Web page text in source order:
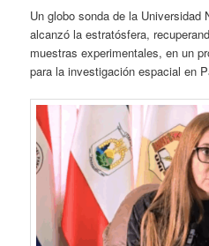
Un globo sonda de la Universidad
alcanzó la estratósfera,
muestras experimentales, en un
para la investigación espacial en